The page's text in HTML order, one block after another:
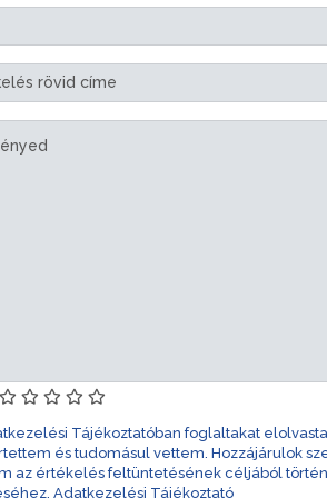
Tájékoztatóban foglaltakat
és tudomásul vettem. Hozzájárulok
az értékelés feltüntetésének céljából
Adatkezelési Tájékoztató